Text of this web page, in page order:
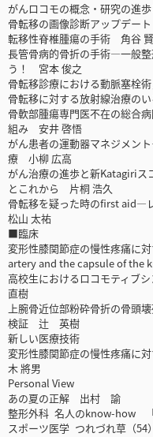
がんロコモの概念・研究の進
骨転移の画像診断アップデ
転移性脊椎腫瘍の手術 角谷
長管骨病的骨折の手術―一般
う！ 宮本 俊之
骨転移診療における動脈塞
骨転移に対する放射線治療の
骨軟部腫瘍専門医不在の総合
組み 安井 啓悟
がん患者の運動器マネジメン
療 小柳 広高
がん治療の進歩と新Katagiri
とこれから 片桐 浩久
骨転移を疑った時のfirst aid―
松山 太祐
■臨床
変形性膝関節症の慢性疼痛
artery and the capsule of the
高校生におけるロコモティブ
直樹
上腕骨近位部粉砕骨折の骨頭
検証 辻 英樹
新しい医療技術
変形性膝関節症の慢性疼痛に
木 將男
Personal View
あの夏の正解 出村 諭
整形外科 名人のknow-how 「
スポーツ医学 つれづれ草（